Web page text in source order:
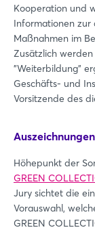
Kooperation und
Informationen zur
Maßnahmen im
Zusätzlich
"Weiterbildung"
Geschäfts- und
Vorsitzende des
Höhepunkt der
GREEN
Jury sichtet die
Vorauswahl,
GREEN